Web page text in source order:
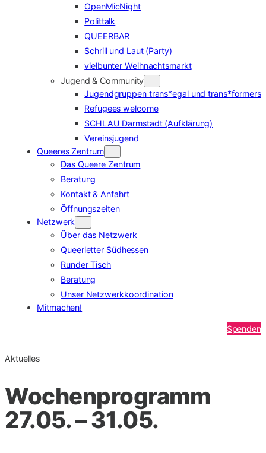
OpenMicNight
Polittalk
QUEERBAR
Schrill und Laut (Party)
vielbunter Weihnachtsmarkt
Jugend & Community
Jugendgruppen trans*egal und trans*formers
Refugees welcome
SCHLAU Darmstadt (Aufklärung)
Vereinsjugend
Queeres Zentrum
Das Queere Zentrum
Beratung
Kontakt & Anfahrt
Öffnungszeiten
Netzwerk
Über das Netzwerk
Queerletter Südhessen
Runder Tisch
Beratung
Unser Netzwerkkoordination
Mitmachen!
Spenden
Aktuelles
Wochenprogramm
27.05. – 31.05.